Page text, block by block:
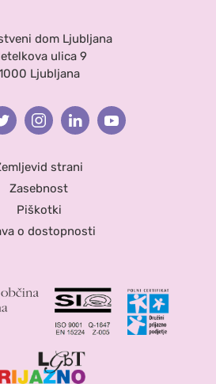
dom Ljubljana
ulica 9
Ljubljana
TwitterInstagramLinkedinYoutube
strani
Zasebnost
Piškotki
o dostopnosti